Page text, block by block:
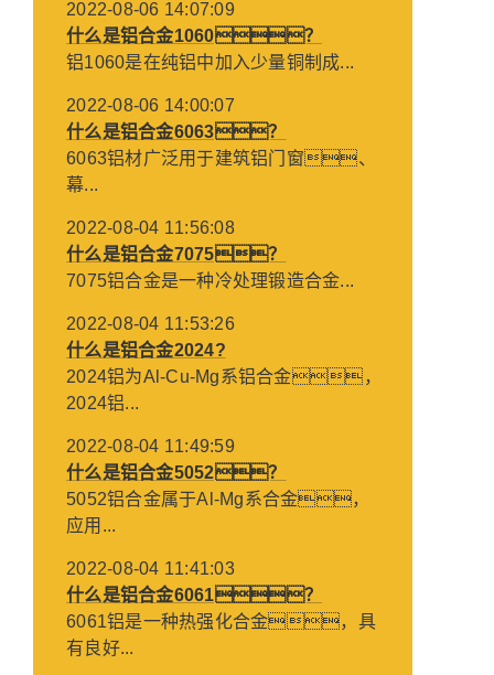
2022-08-06 14:07:09
什么是铝合金1060？
铝1060是在纯铝中加入少量铜制成...
2022-08-06 14:00:07
什么是铝合金6063？
6063铝材广泛用于建筑铝门窗、
幕...
2022-08-04 11:56:08
什么是铝合金7075？
7075铝合金是一种冷处理锻造合金...
2022-08-04 11:53:26
什么是铝合金2024?
2024铝为Al-Cu-Mg系铝合金，
2024铝...
2022-08-04 11:49:59
什么是铝合金5052？
5052铝合金属于Al-Mg系合金，
应用...
2022-08-04 11:41:03
什么是铝合金6061？
6061铝是一种热强化合金，具
有良好...